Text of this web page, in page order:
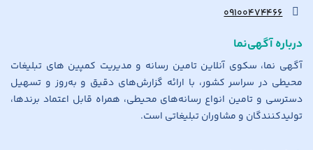
۰۹۱۰۰۴۷۴۴۶۶
درباره آگهی‌نما
آگهی نما، سکوی آنلاین تامین رسانه و مدیریت کمپین های تبلیغات
محیطی در سراسر کشور، با ارائه گزارش‌های دقیق و به‌روز و تسهیل
دسترسی و تامین انواع رسانه‌های محیطی، همراه قابل اعتماد برندها،
تولیدکنندگان و مشاوران تبلیغاتی است.